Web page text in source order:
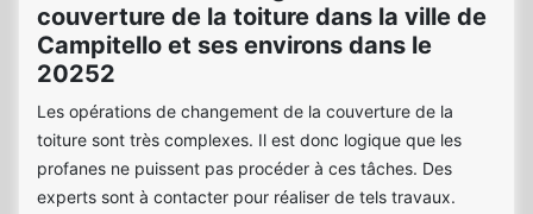
couverture de la toiture dans la ville de
Campitello et ses environs dans le
20252
Les opérations de changement de la couverture de la
toiture sont très complexes. Il est donc logique que les
profanes ne puissent pas procéder à ces tâches. Des
experts sont à contacter pour réaliser de tels travaux.